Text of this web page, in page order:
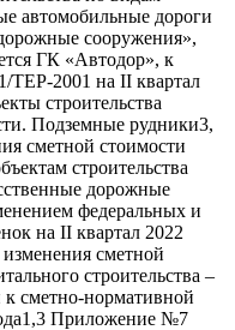
автомобильные дороги
сооружения»,
ГК «Автодор», к
ТЕР-2001 на II квартал
строительства
Подземные рудники3,
сметной стоимости
строительства
дорожные
федеральных и
на II квартал 2022
сметной
строительства –
сметно-нормативной
Приложение №7